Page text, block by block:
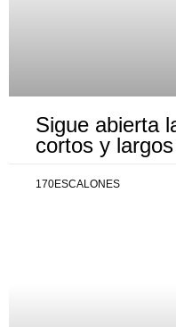
Sigue abierta
cortos y
170ESCALONES